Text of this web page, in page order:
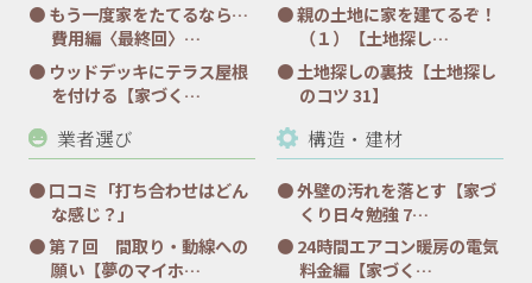
もう一度家をたてるなら…
費用編〈最終回〉…
ウッドデッキにテラス屋根
を付ける【家づく…
親の土地に家を建てるぞ！
（１）【土地探し…
土地探しの裏技【土地探し
のコツ 31】
業者選び
口コミ「打ち合わせはどん
な感じ？」
第７回 間取り・動線への
願い【夢のマイホ…
構造・建材
外壁の汚れを落とす【家づ
くり日々勉強 7…
24時間エアコン暖房の電気
料金編【家づく…